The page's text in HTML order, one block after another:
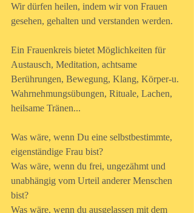
Wir dürfen heilen, indem wir von Frauen
gesehen, gehalten und verstanden werden.
Ein Frauenkreis bietet Möglichkeiten für
Austausch, Meditation, achtsame
Berührungen, Bewegung, Klang, Körper-u.
Wahrnehmungsübungen, Rituale, Lachen,
heilsame Tränen...
Was wäre, wenn Du eine selbstbestimmte,
eigenständige Frau bist?
Was wäre, wenn du frei, ungezähmt und
unabhängig vom Urteil anderer Menschen
bist?
Was wäre, wenn du ausgelassen mit dem